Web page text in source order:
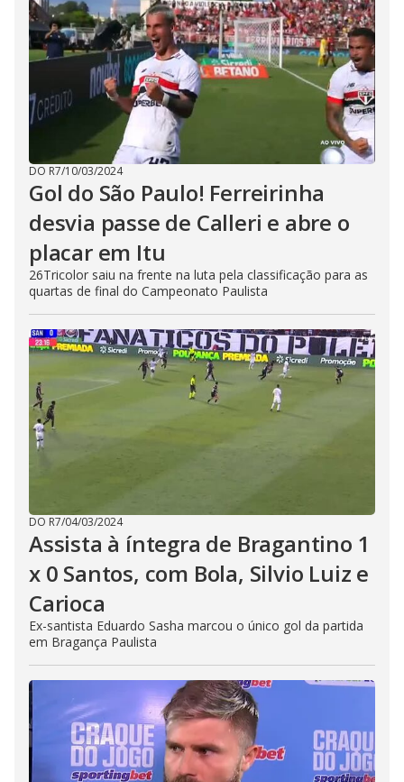
DO R7/10/03/2024
Gol do São Paulo! Ferreirinha
desvia passe de Calleri e abre o
placar em Itu
26Tricolor saiu na frente na luta pela classificação para as
quartas de final do Campeonato Paulista
DO R7/04/03/2024
Assista à íntegra de Bragantino 1
x 0 Santos, com Bola, Silvio Luiz e
Carioca
Ex-santista Eduardo Sasha marcou o único gol da partida
em Bragança Paulista